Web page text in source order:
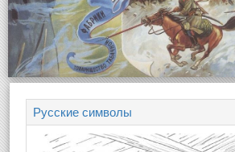
Русские символы